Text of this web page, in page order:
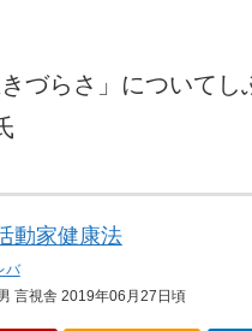
づらさ」についてし
動家健康法
バ
言視舎 2019年06月27日頃